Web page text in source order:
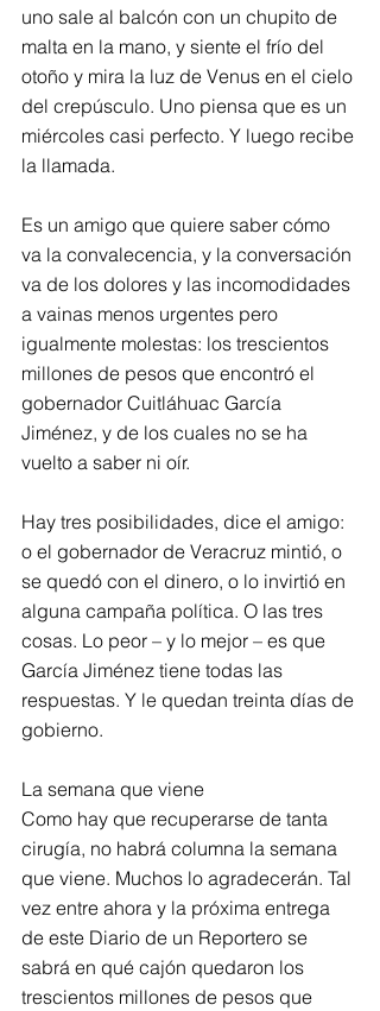
uno sale al balcón con un chupito de
malta en la mano, y siente el frío del
otoño y mira la luz de Venus en el cielo
del crepúsculo. Uno piensa que es un
miércoles casi perfecto. Y luego recibe
la llamada.
Es un amigo que quiere saber cómo
va la convalecencia, y la conversación
va de los dolores y las incomodidades
a vainas menos urgentes pero
igualmente molestas: los trescientos
millones de pesos que encontró el
gobernador Cuitláhuac García
Jiménez, y de los cuales no se ha
vuelto a saber ni oír.
Hay tres posibilidades, dice el amigo:
o el gobernador de Veracruz mintió, o
se quedó con el dinero, o lo invirtió en
alguna campaña política. O las tres
cosas. Lo peor – y lo mejor – es que
García Jiménez tiene todas las
respuestas. Y le quedan treinta días de
gobierno.
La semana que viene
Como hay que recuperarse de tanta
cirugía, no habrá columna la semana
que viene. Muchos lo agradecerán. Tal
vez entre ahora y la próxima entrega
de este Diario de un Reportero se
sabrá en qué cajón quedaron los
trescientos millones de pesos que